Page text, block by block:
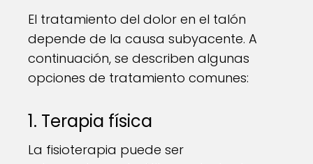
El tratamiento del dolor en el talón
depende de la causa subyacente. A
continuación, se describen algunas
opciones de tratamiento comunes:
1. Terapia física
La fisioterapia puede ser